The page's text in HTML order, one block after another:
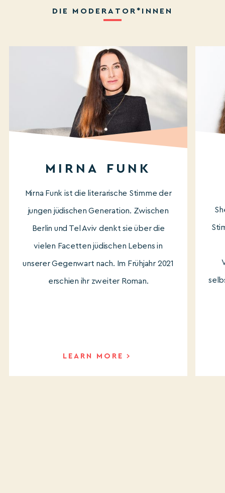
DIE MODERATOR*INNEN
MIRNA FUNK
Mirna Funk ist die literarische Stimme der
jungen jüdischen Generation. Zwischen
Berlin und Tel Aviv denkt sie über die
vielen Facetten jüdischen Lebens in
unserer Gegenwart nach. Im Frühjahr 2021
erschien ihr zweiter Roman.
LEARN MORE